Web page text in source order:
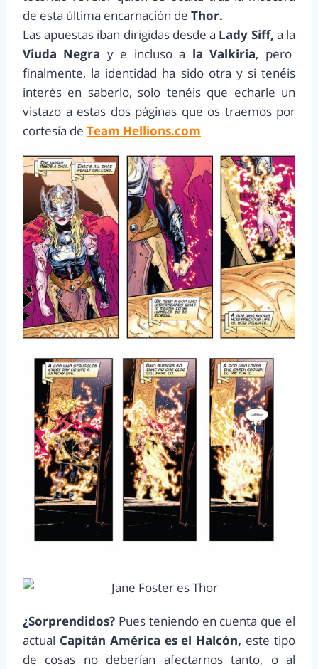
de esta última encarnación de Thor.
Las apuestas iban dirigidas desde a Lady Siff, a la
Viuda Negra y e incluso a la Valkiria, pero
finalmente, la identidad ha sido otra y si tenéis
interés en saberlo, solo tenéis que echarle un
vistazo a estas dos páginas que os traemos por
cortesía de Team Hellions.com
¿Sorprendidos? Pues teniendo en cuenta que el
actual Capitán América es el Halcón, este tipo
de cosas no deberían afectarnos tanto, o al